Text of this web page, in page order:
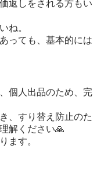
返しをされる方もい
ね。
っても、基本的には
個人出品のため、完
、すり替え防止のた
解ください🙏
ます。